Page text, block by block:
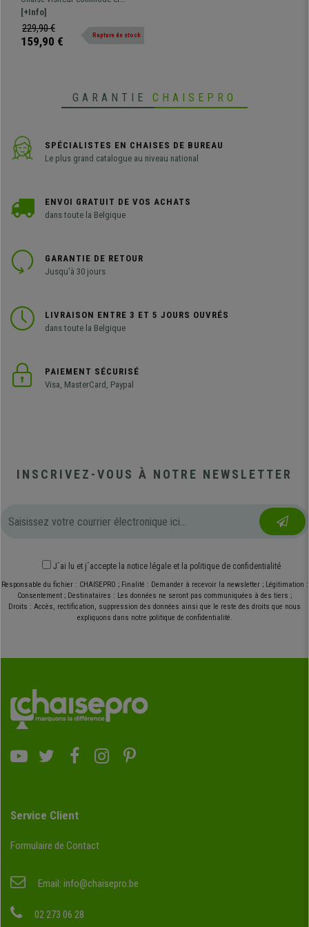
Capitonné, Blanc
résistante NESI V. Revêtement en
cuir synthétique avec finition
capitonnée disponible en
[+Info]
229,90 €
159,90 € Rupture de stock
GARANTIE CHAISEPRO
SPÉCIALISTES EN CHAISES DE BUREAU
Le plus grand catalogue au niveau national
ENVOI GRATUIT DE VOS ACHATS
dans toute la Belgique
GARANTIE DE RETOUR
Jusqu'à 30 jours
LIVRAISON ENTRE 3 ET 5 JOURS OUVRÉS
dans toute la Belgique
PAIEMENT SÉCURISÉ
Visa, MasterCard, Paypal
INSCRIVEZ-VOUS À NOTRE NEWSLETTER
J´ai lu et j´accepte la notice légale et la politique de confidentialité
Responsable du fichier : CHAISEPRO ; Finalité : Demander à recevoir la newsletter ; Légitimation :
Consentement ; Destinataires : Les données ne seront pas communiquées à des tiers ;
Droits : Accès, rectification, suppression des données ainsi que le reste des droits que nous
expliquons dans notre politique de confidentialité.
Service Client
Formulaire de Contact
Email: info@chaisepro.be
02 273 06 28